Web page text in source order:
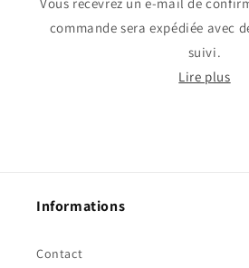
commande sera expédiée avec
suivi.
Lire plus
Informations
Contact